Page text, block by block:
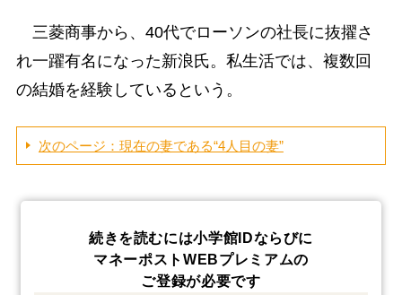
三菱商事から、40代でローソンの社長に抜擢さ
れ一躍有名になった新浪氏。私生活では、複数回
の結婚を経験しているという。
次のページ：現在の妻である“4人目の妻”
続きを読むには小学館IDならびに
マネーポストWEBプレミアムの
ご登録が必要です